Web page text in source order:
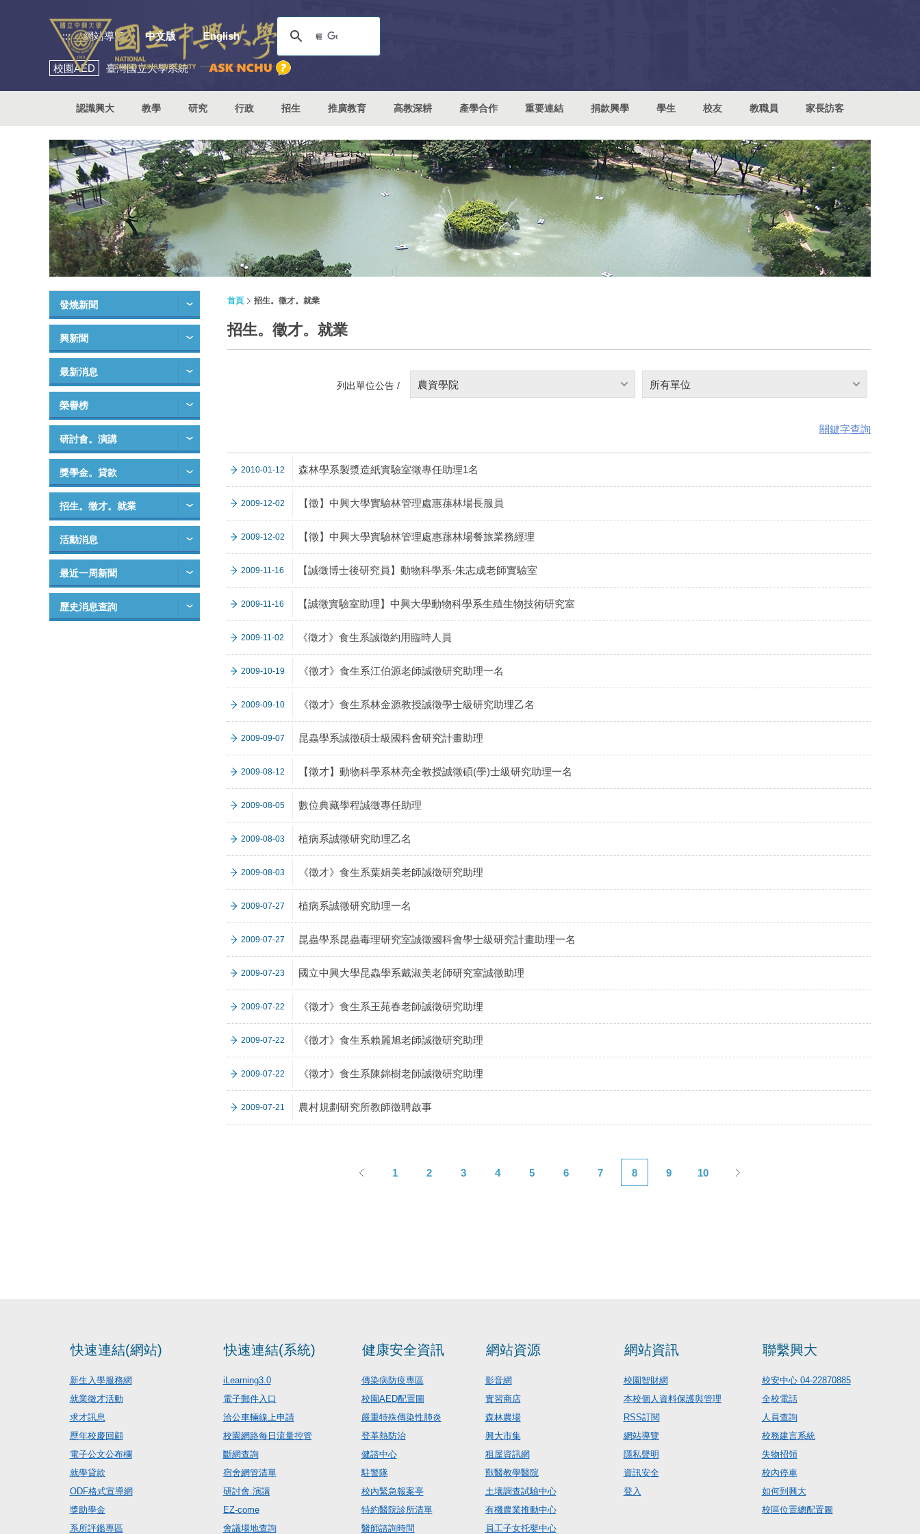
::: 網站導覽 中文版 English
校園AED 臺灣國立大學系統
認識興大 教學 研究 行政 招生 推廣教育 高教深耕 產學合作 重要連結 捐款興學 學生 校友 教職員 家長訪客
發燒新聞
興新聞
最新消息
榮譽榜
研討會。演講
獎學金。貸款
招生。徵才。就業
活動消息
最近一周新聞
歷史消息查詢
首頁 招生。徵才。就業
招生。徵才。就業
列出單位公告 / 農資學院 所有單位
關鍵字查詢
2010-01-12 森林學系製漿造紙實驗室徵專任助理1名
2009-12-02 【徵】中興大學實驗林管理處惠蓀林場長服員
2009-12-02 【徵】中興大學實驗林管理處惠蓀林場餐旅業務經理
2009-11-16 【誠徵博士後研究員】動物科學系-朱志成老師實驗室
2009-11-16 【誠徵實驗室助理】中興大學動物科學系生殖生物技術研究室
2009-11-02 《徵才》食生系誠徵約用臨時人員
2009-10-19 《徵才》食生系江伯源老師誠徵研究助理一名
2009-09-10 《徵才》食生系林金源教授誠徵學士級研究助理乙名
2009-09-07 昆蟲學系誠徵碩士級國科會研究計畫助理
2009-08-12 【徵才】動物科學系林亮全教授誠徵碩(學)士級研究助理一名
2009-08-05 數位典藏學程誠徵專任助理
2009-08-03 植病系誠徵研究助理乙名
2009-08-03 《徵才》食生系葉娟美老師誠徵研究助理
2009-07-27 植病系誠徵研究助理一名
2009-07-27 昆蟲學系昆蟲毒理研究室誠徵國科會學士級研究計畫助理一名
2009-07-23 國立中興大學昆蟲學系戴淑美老師研究室誠徵助理
2009-07-22 《徵才》食生系王苑春老師誠徵研究助理
2009-07-22 《徵才》食生系賴麗旭老師誠徵研究助理
2009-07-22 《徵才》食生系陳錦樹老師誠徵研究助理
2009-07-21 農村規劃研究所教師徵聘啟事
1 2 3 4 5 6 7 8 9 10
快速連結(網站)
新生入學服務網
就業徵才活動
求才訊息
歷年校慶回顧
電子公文公布欄
就學貸款
ODF格式宣導網
獎助學金
系所評鑑專區
快速連結(系統)
iLearning3.0
電子郵件入口
洽公車輛線上申請
校園網路每日流量控管
斷網查詢
宿舍網管清單
研討會.演講
EZ-come
會議場地查詢
健康安全資訊
傳染病防疫專區
校園AED配置圖
嚴重特殊傳染性肺炎
登革熱防治
健諮中心
駐警隊
校內緊急報案亭
特約醫院診所清單
醫師諮詢時間
網站資源
影音網
實習商店
森林農場
興大市集
租屋資訊網
獸醫教學醫院
土壤調查試驗中心
有機農業推動中心
員工子女托嬰中心
網站資訊
校園智財網
本校個人資料保護與管理
RSS訂閱
網站導覽
隱私聲明
資訊安全
登入
聯繫興大
校安中心 04-22870885
全校電話
人員查詢
校務建言系統
失物招領
校內停車
如何到興大
校區位置總配置圖